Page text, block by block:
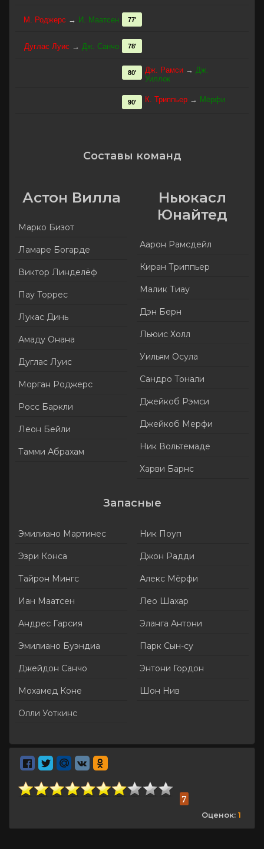
М. Роджерс → И. Маатсен 77'
Дуглас Луис → Дж. Санчо 78'
Дж. Рамси → Дж.
Уиллок
80'
К. Триппьер → Мёрфи
90'
Составы команд
Астон Вилла
Марко Бизот
Ламаре Богарде
Виктор Линделёф
Пау Торрес
Лукас Динь
Амаду Онана
Дуглас Луис
Морган Роджерс
Росс Баркли
Леон Бейли
Тамми Абрахам
Ньюкасл
Юнайтед
Аарон Рамсдейл
Киран Триппьер
Малик Тиау
Дэн Берн
Льюис Холл
Уильям Осула
Сандро Тонали
Джейкоб Рэмси
Джейкоб Мерфи
Ник Вольтемаде
Харви Барнс
Запасные
Эмилиано Мартинес
Эзри Конса
Тайрон Мингс
Иан Маатсен
Андрес Гарсия
Эмилиано Буэндиа
Джейдон Санчо
Мохамед Коне
Олли Уоткинс
Ник Поуп
Джон Радди
Алекс Мёрфи
Лео Шахар
Эланга Антони
Парк Сын-су
Энтони Гордон
Шон Нив
7
Оценок: 1